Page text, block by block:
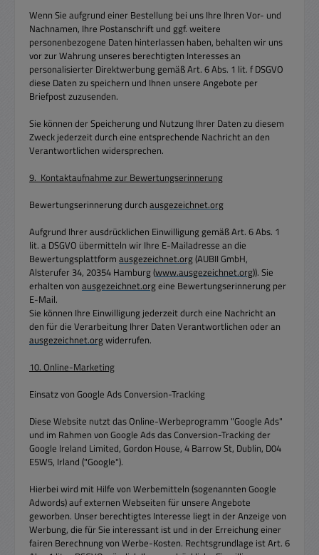
Wenn Sie aufgrund einer Bestellung bei uns Ihre Ihren Vor- und
Nachnamen, Ihre Postanschrift und ggf. weitere
personenbezogene Daten hinterlassen haben, behalten wir uns
vor zur Wahrung unseres berechtigten Interesses an
personalisierter Direktwerbung gemäß Art. 6 Abs. 1 lit. f DSGVO
diese Daten zu speichern und Ihnen unsere Angebote per
Briefpost zuzusenden.
Sie können der Speicherung und Nutzung Ihrer Daten zu diesem
Zweck jederzeit durch eine entsprechende Nachricht an den
Verantwortlichen widersprechen.
9. Kontaktaufnahme zur Bewertungserinnerung
Bewertungserinnerung durch ausgezeichnet.org
Aufgrund Ihrer ausdrücklichen Einwilligung gemäß Art. 6 Abs. 1
lit. a DSGVO übermitteln wir Ihre E-Mailadresse an die
Bewertungsplattform ausgezeichnet.org(AUBII GmbH,
Alsterufer 34, 20354 Hamburg (www.ausgezeichnet.org)). Sie
erhalten von ausgezeichnet.orgeine Bewertungserinnerung per
E-Mail.
Sie können Ihre Einwilligung jederzeit durch eine Nachricht an
den für die Verarbeitung Ihrer Daten Verantwortlichen oder an
ausgezeichnet.orgwiderrufen.
10. Online-Marketing
Einsatz von Google Ads Conversion-Tracking
Diese Website nutzt das Online-Werbeprogramm "Google Ads"
und im Rahmen von Google Ads das Conversion-Tracking der
Google Ireland Limited, Gordon House, 4 Barrow St, Dublin, D04
E5W5, Irland ("Google").
Hierbei wird mit Hilfe von Werbemitteln (sogenannten Google
Adwords) auf externen Webseiten für unsere Angebote
geworben. Unser berechtigtes Interesse liegt in der Anzeige von
Werbung, die für Sie interessant ist und in der Erreichung einer
fairen Berechnung von Werbe-Kosten. Rechtsgrundlage ist Art. 6